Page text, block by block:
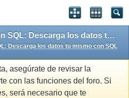
Udemy: Comienza con SQL: Descarga los datos tu mismo con SQL [Español]
Descarga los datos tu mismo con SQL
asegúrate de revisar la
con las funciones del foro. Si
será necesario que te